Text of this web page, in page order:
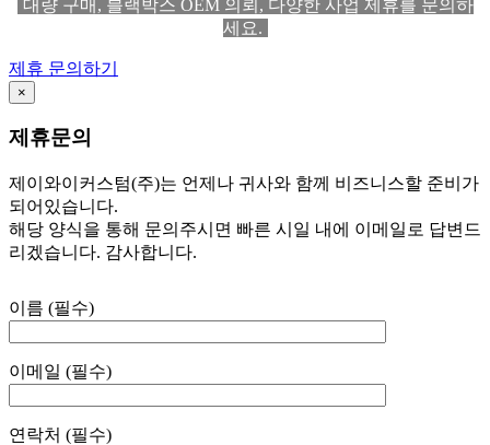
대량 구매, 블랙박스 OEM 의뢰, 다양한 사업 제휴를 문의하
세요.
제휴 문의하기
×
제휴문의
제이와이커스텀(주)는 언제나 귀사와 함께 비즈니스할 준비가
되어있습니다.
해당 양식을 통해 문의주시면 빠른 시일 내에 이메일로 답변드
리겠습니다. 감사합니다.
이름 (필수)
이메일 (필수)
연락처 (필수)